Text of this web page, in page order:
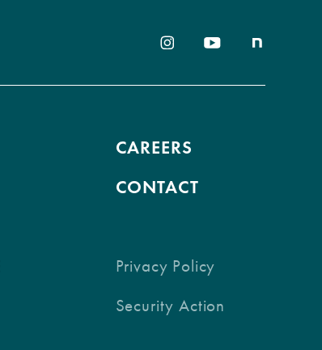
CAREERS
CONTACT
Privacy Policy
Security Action